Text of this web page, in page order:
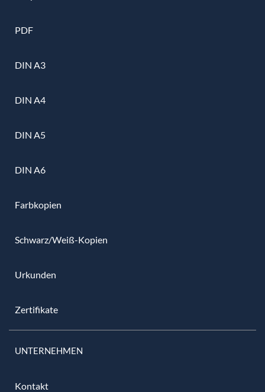
PDF
DIN A3
DIN A4
DIN A5
DIN A6
Farbkopien
Schwarz/Weiß-Kopien
Urkunden
Zertifikate
UNTERNEHMEN
Kontakt